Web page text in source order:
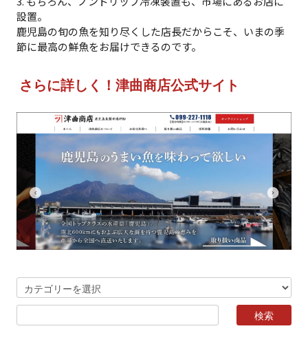
設置。
鹿児島の旬の魚を知り尽くした店長だからこそ、いまの季
節に最高の鮮魚をお届けできるのです。
さらに詳しく！津曲商店公式サイト